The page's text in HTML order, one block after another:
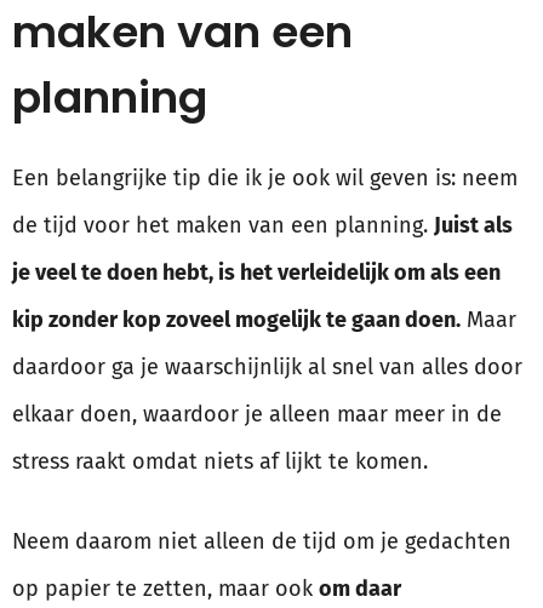
maken van een
planning
Een belangrijke tip die ik je ook wil geven is: neem
de tijd voor het maken van een planning. Juist als
je veel te doen hebt, is het verleidelijk om als een
kip zonder kop zoveel mogelijk te gaan doen. Maar
daardoor ga je waarschijnlijk al snel van alles door
elkaar doen, waardoor je alleen maar meer in de
stress raakt omdat niets af lijkt te komen.
Neem daarom niet alleen de tijd om je gedachten
op papier te zetten, maar ook om daar